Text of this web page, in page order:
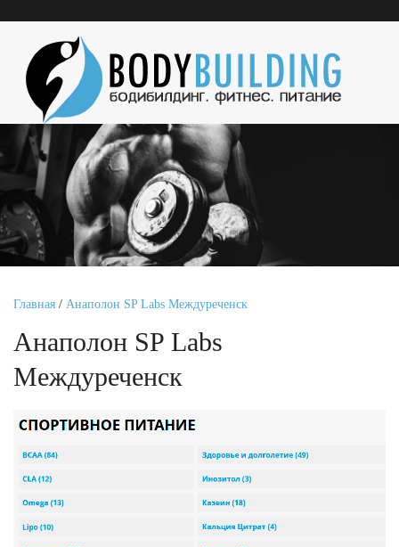
Главная / Анаполон SP Labs Междуреченск
Анаполон SP Labs
Междуреченск